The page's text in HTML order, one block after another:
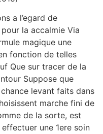
a l’egard de
la accalmie Via
magique une
fonction de telles
Que sur tracer de la
Suppose que
levant faits dans
marche fini de
de la sorte, est
une 1ere soin